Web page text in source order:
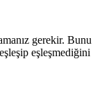
gerekir.